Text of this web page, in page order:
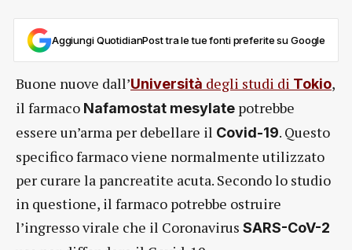
Aggiungi QuotidianPost tra le tue fonti preferite su Google
Buone nuove dall’Università degli studi di Tokio,
il farmaco Nafamostat mesylate potrebbe
essere un’arma per debellare il Covid-19. Questo
specifico farmaco viene normalmente utilizzato
per curare la pancreatite acuta. Secondo lo studio
in questione, il farmaco potrebbe ostruire
l’ingresso virale che il Coronavirus SARS-CoV-2